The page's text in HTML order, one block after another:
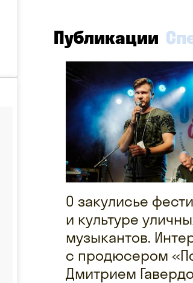
Публикации
О закулисье
и культуре
музыкантов.
с продюсером
Дмитрием